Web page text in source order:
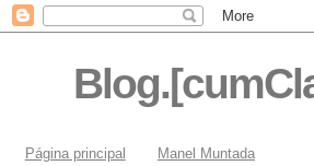
Página principal Manel Muntada